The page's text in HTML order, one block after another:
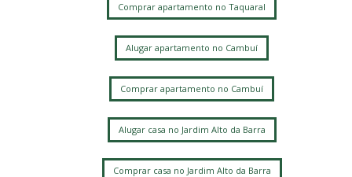
Comprar apartamento no Taquaral
Alugar apartamento no Cambuí
Comprar apartamento no Cambuí
Alugar casa no Jardim Alto da Barra
Comprar casa no Jardim Alto da Barra